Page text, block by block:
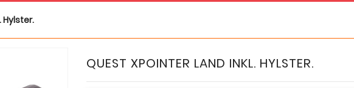
Hylster.
QUEST XPOINTER LAND INKL. HYLSTER.